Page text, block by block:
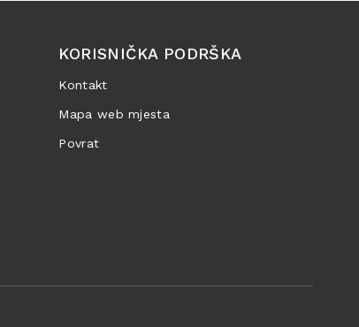
KORISNIČKA PODRŠKA
Kontakt
Mapa web mjesta
Povrat